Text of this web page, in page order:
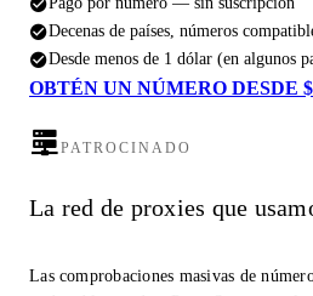
Decenas de países, números
Desde menos de 1 dólar (en algunos
OBTÉN UN NÚMERO DESDE
PATROCINADO
La red de proxies que
Las comprobaciones masivas de